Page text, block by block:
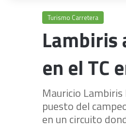
Turismo Carretera
Lambiris
en el TC
Mauricio Lambiris
puesto del
en un circuito